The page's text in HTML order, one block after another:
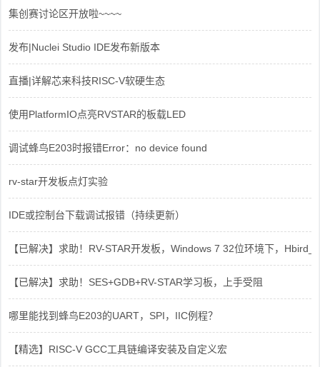
集创赛讨论区开放啦~~~~
发布|Nuclei Studio IDE发布新版本
直播|详解芯来科技RISC-V软硬生态
使用PlatformIO点亮RVSTAR的板载LED
调试蜂鸟E203时报错Error：no device found
rv-star开发板点灯实验
IDE或控制台下载调试报错（持续更新）
【已解决】求助！RV-STAR开发板，Windows 7 32位环境下，
【已解决】求助！SES+GDB+RV-STAR学习板，上手受阻
哪里能找到蜂鸟E203的UART，SPI，IIC例程？
【精选】RISC-V GCC工具链编译安装及自定义宏